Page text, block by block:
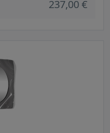
237,00 €